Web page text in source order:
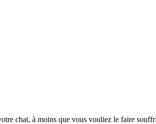
chat, à moins que vous vouliez le faire